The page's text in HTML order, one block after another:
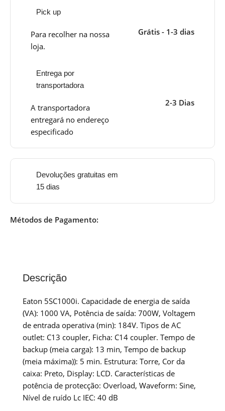
Pick up
Para recolher na nossa
loja.
Grátis - 1-3 dias
Entrega por
transportadora
A transportadora
entregará no endereço
especificado
2-3 Dias
Devoluções gratuitas em
15 dias
Métodos de Pagamento:
Descrição
Eaton 5SC1000i. Capacidade de energia de saída
(VA): 1000 VA, Potência de saída: 700W, Voltagem
de entrada operativa (min): 184V. Tipos de AC
outlet: C13 coupler, Ficha: C14 coupler. Tempo de
backup (meia carga): 13 min, Tempo de backup
(meia máxima)): 5 min. Estrutura: Torre, Cor da
caixa: Preto, Display: LCD. Características de
potência de protecção: Overload, Waveform: Sine,
Nível de ruído Lc IEC: 40 dB